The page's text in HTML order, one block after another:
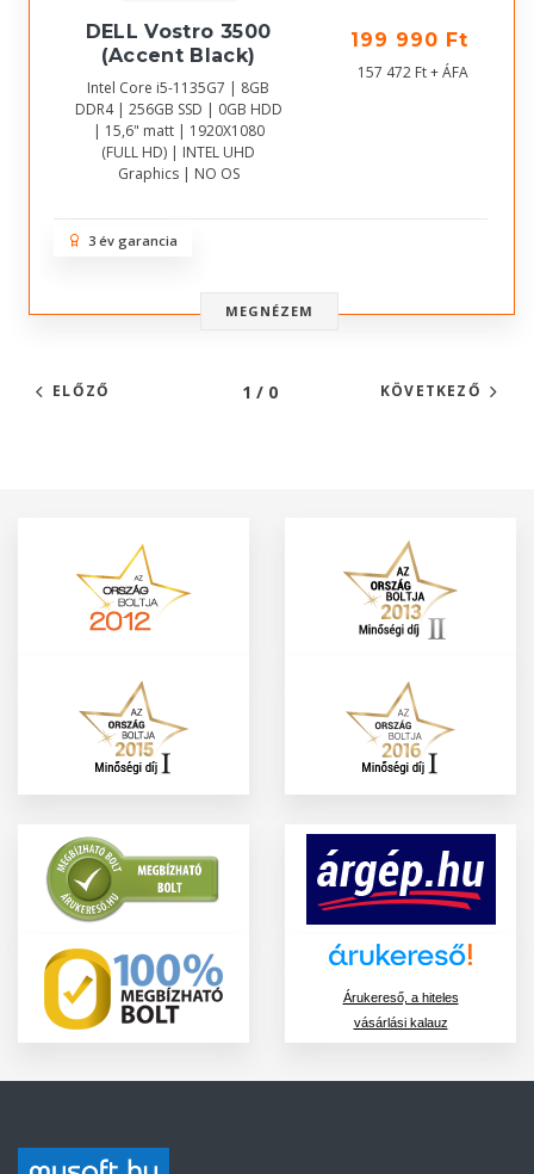
DELL Vostro 3500
(Accent Black)
Intel Core i5-1135G7 | 8GB
DDR4 | 256GB SSD | 0GB HDD
| 15,6" matt | 1920X1080
(FULL HD) | INTEL UHD
Graphics | NO OS
199 990 Ft
157 472 Ft + ÁFA
3 év garancia
MEGNÉZEM
ELŐZŐ 1 / 0 KÖVETKEZŐ
Árukereső, a hiteles
vásárlási kalauz